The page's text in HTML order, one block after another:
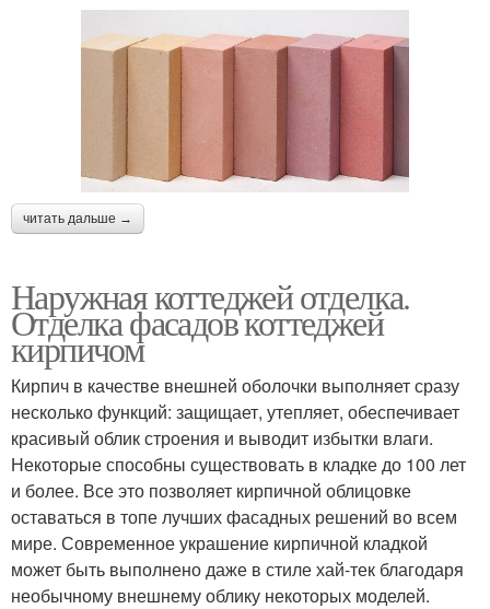
читать дальше →
Наружная коттеджей отделка.
Отделка фасадов коттеджей
кирпичом
Кирпич в качестве внешней оболочки выполняет сразу
несколько функций: защищает, утепляет, обеспечивает
красивый облик строения и выводит избытки влаги.
Некоторые способны существовать в кладке до 100 лет
и более. Все это позволяет кирпичной облицовке
оставаться в топе лучших фасадных решений во всем
мире. Современное украшение кирпичной кладкой
может быть выполнено даже в стиле хай-тек благодаря
необычному внешнему облику некоторых моделей.